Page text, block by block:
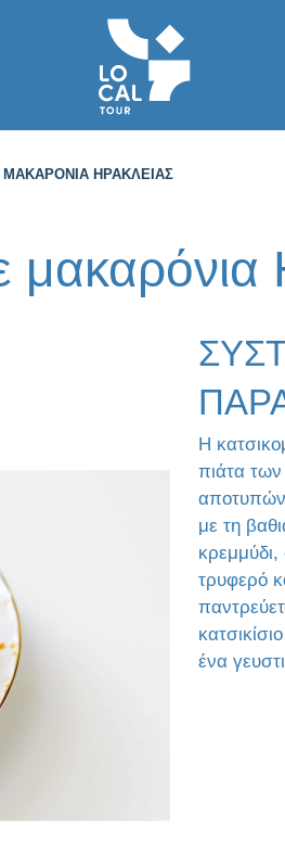
ΜΑΚΑΡΌΝΙΑ ΗΡΑΚΛΕΙΆΣ
Η
πιάτα
με τη
τρυφερό
ένα